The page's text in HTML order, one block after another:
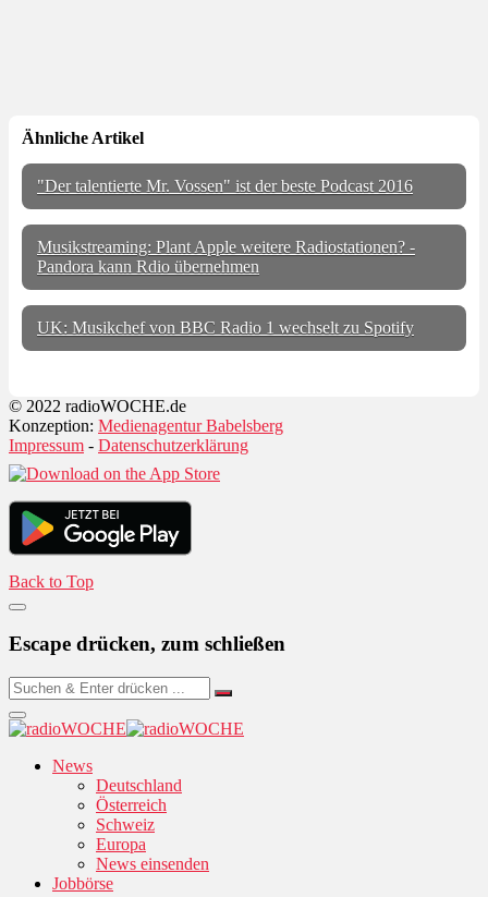
Ähnliche Artikel
"Der talentierte Mr. Vossen" ist der beste Podcast 2016
Musikstreaming: Plant Apple weitere Radiostationen? -
Pandora kann Rdio übernehmen
UK: Musikchef von BBC Radio 1 wechselt zu Spotify
© 2022 radioWOCHE.de
Konzeption: Medienagentur Babelsberg
Impressum - Datenschutzerklärung
Back to Top
Escape drücken, zum schließen
News
Deutschland
Österreich
Schweiz
Europa
News einsenden
Jobbörse